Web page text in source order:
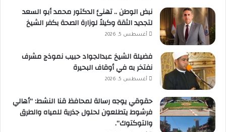
نبض الوطن .. تهنئ الدكتور محمد أبو السعد
لتجديد الثقة وكيلاً لوزارة الصحة بكفر الشيخ
أغسطس 5, 2026
فضيلة الشيخ عبدالجواد حبيب نموذج مشرف
نفتخر به في أوقاف البحيرة
أغسطس 5, 2026
حقوقي يوجه رسالة لمحافظ قنا النشط: “أهالي
فرشوط يتطلعون لحلول جذرية للمياه والطرق
والتوكتوك”.